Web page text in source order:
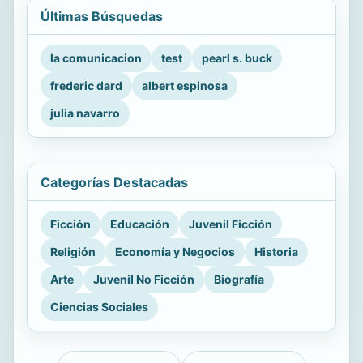
Últimas Búsquedas
la comunicacion test
pearl s. buck
frederic dard
albert espinosa
julia navarro
Categorías Destacadas
Ficción Educación
Juvenil Ficción
Religión
Economía y Negocios
Historia
Arte
Juvenil No Ficción
Biografía
Ciencias Sociales